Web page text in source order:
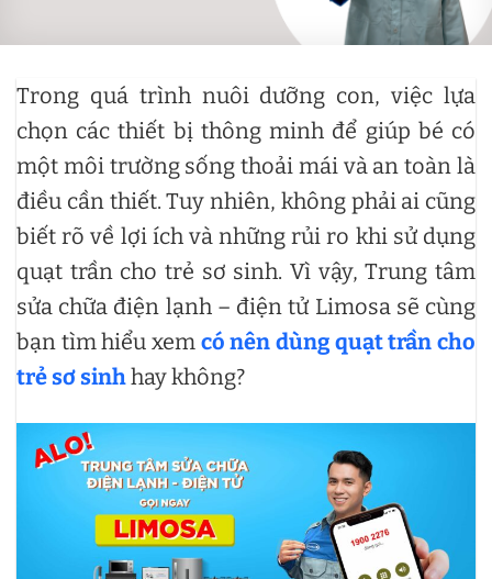
Trong quá trình nuôi dưỡng con, việc lựa
chọn các thiết bị thông minh để giúp bé có
một môi trường sống thoải mái và an toàn là
điều cần thiết. Tuy nhiên, không phải ai cũng
biết rõ về lợi ích và những rủi ro khi sử dụng
quạt trần cho trẻ sơ sinh. Vì vậy, Trung tâm
sửa chữa điện lạnh – điện tử Limosa sẽ cùng
bạn tìm hiểu xem có nên dùng quạt trần cho
trẻ sơ sinhhay không?